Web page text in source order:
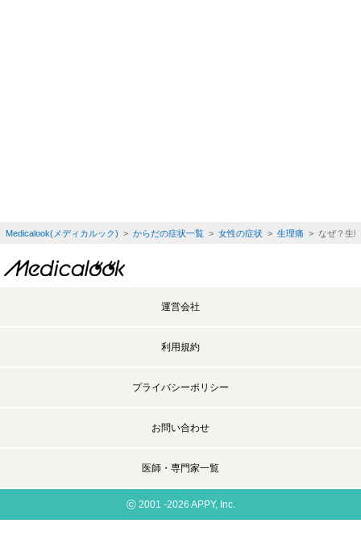
Medicalook(メディカルック) > からだの症状一覧> 女性の症状> 生理痛 > なぜ？生
運営会社
利用規約
プライバシーポリシー
お問い合わせ
医師・専門家一覧
©2001 -2026 APPY, Inc.